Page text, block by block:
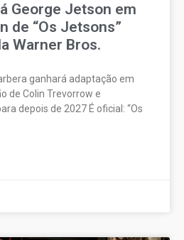
George Jetson em
de “Os Jetsons”
Warner Bros.
ganhará adaptação em
de Colin Trevorrow e
depois de 2027 É oficial: “Os